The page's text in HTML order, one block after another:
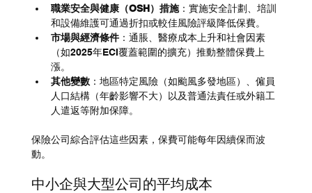
職業安全與健康（OSH）措施：實施安全計劃、培訓
和設備維護可通過折扣或較佳風險評級降低保費。
市場與經濟條件：通脹、醫療成本上升和社會因素
（如2025年ECI覆蓋範圍的擴充）推動整體保費上
漲。
其他變數：地區特定風險（如颱風多發地區）、僱員
人口結構（年齡影響不大）以及普通法責任或外籍工
人遣返等附加保障。
保險公司綜合評估這些因素，保費可能每年因續保而波
動。
中小企與大型公司的平均成本